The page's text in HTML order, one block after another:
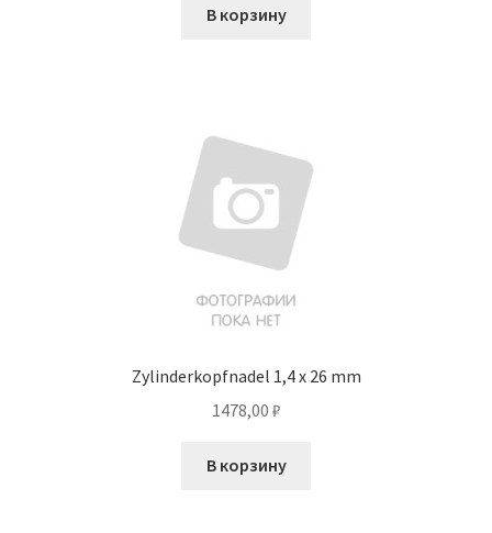
В корзину
Zylinderkopfnadel 1,4 x 26 mm
1478,00 ₽
В корзину